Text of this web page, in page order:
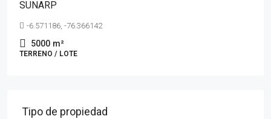
SUNARP
-6.571186, -76.366142
5000 m²
TERRENO / LOTE
Tipo de propiedad